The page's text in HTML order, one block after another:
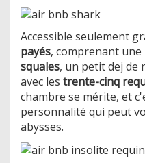
Accessible seulement
payés, comprenant
squales, un petit dej de
avec les trente-cinq
chambre se mérite, et
personnalité qui peut
abysses.